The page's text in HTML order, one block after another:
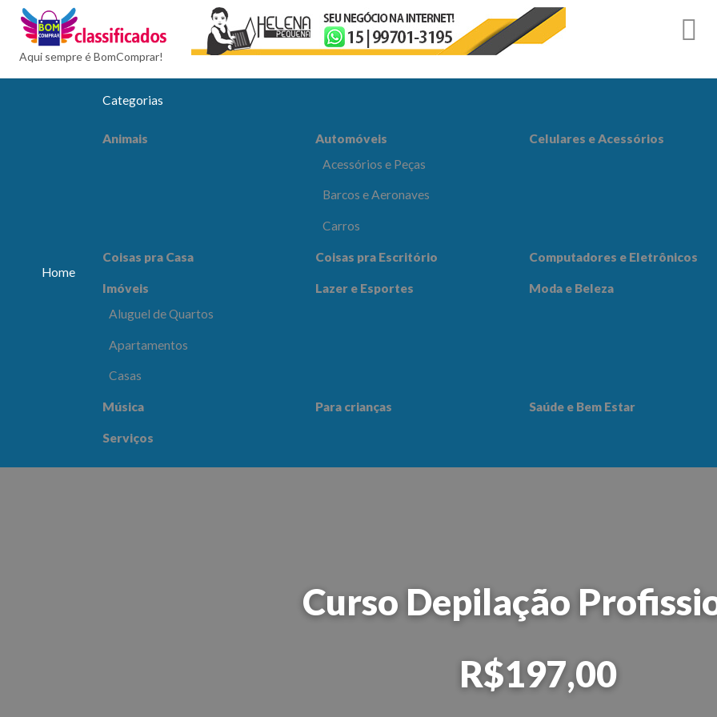
Coisas pra Escritório
Computadores e
Eletrônicos
Lazer e Esportes Moda e Beleza
BomComprar
Aqui sempre é BomComprar!
Home
Categorias
Animais
Automóveis
Acessórios e Peças
Barcos e Aeronaves
Carros
Celulares e Acessórios
Coisas pra Casa Coisas pra Escritório Computadores e Eletrônicos
Imóveis
Aluguel de Quartos
Apartamentos
Casas
Lazer e Esportes Moda e Beleza
Música Para crianças Saúde e Bem Estar
Serviços
Curso Depilação
R$197,00